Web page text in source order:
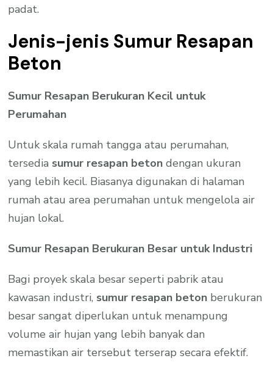
padat.
Jenis-jenis Sumur Resapan
Beton
Sumur Resapan Berukuran Kecil untuk
Perumahan
Untuk skala rumah tangga atau perumahan,
tersedia sumur resapan beton dengan ukuran
yang lebih kecil. Biasanya digunakan di halaman
rumah atau area perumahan untuk mengelola air
hujan lokal.
Sumur Resapan Berukuran Besar untuk Industri
Bagi proyek skala besar seperti pabrik atau
kawasan industri, sumur resapan beton berukuran
besar sangat diperlukan untuk menampung
volume air hujan yang lebih banyak dan
memastikan air tersebut terserap secara efektif.